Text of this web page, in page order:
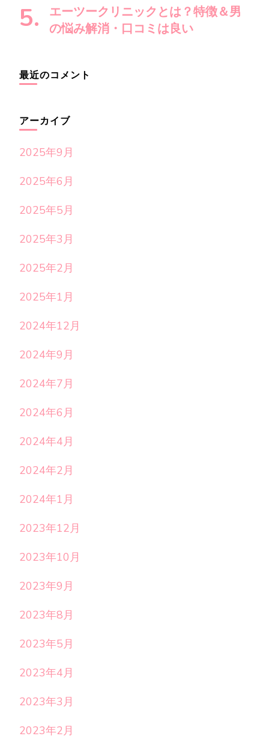
エーツークリニックとは？特徴＆男
の悩み解消・口コミは良い
最近のコメント
アーカイブ
2025年9月
2025年6月
2025年5月
2025年3月
2025年2月
2025年1月
2024年12月
2024年9月
2024年7月
2024年6月
2024年4月
2024年2月
2024年1月
2023年12月
2023年10月
2023年9月
2023年8月
2023年5月
2023年4月
2023年3月
2023年2月